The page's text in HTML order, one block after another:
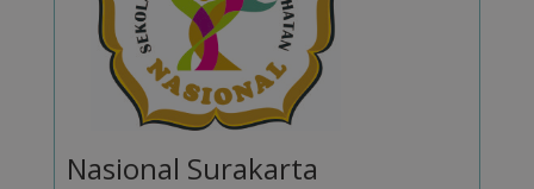
Nasional Surakarta